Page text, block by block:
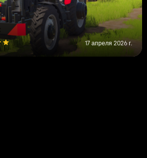
17 апреля 2026 г.